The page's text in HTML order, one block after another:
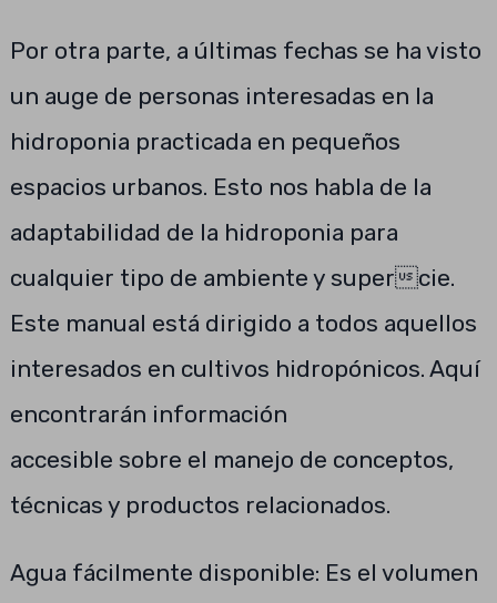
Por otra parte, a últimas fechas se ha visto
un auge de personas interesadas en la
hidroponia practicada en pequeños
espacios urbanos. Esto nos habla de la
adaptabilidad de la hidroponia para
cualquier tipo de ambiente y supercie.
Este manual está dirigido a todos aquellos
interesados en cultivos hidropónicos. Aquí
encontrarán información
accesible sobre el manejo de conceptos,
técnicas y productos relacionados.
Agua fácilmente disponible: Es el volumen